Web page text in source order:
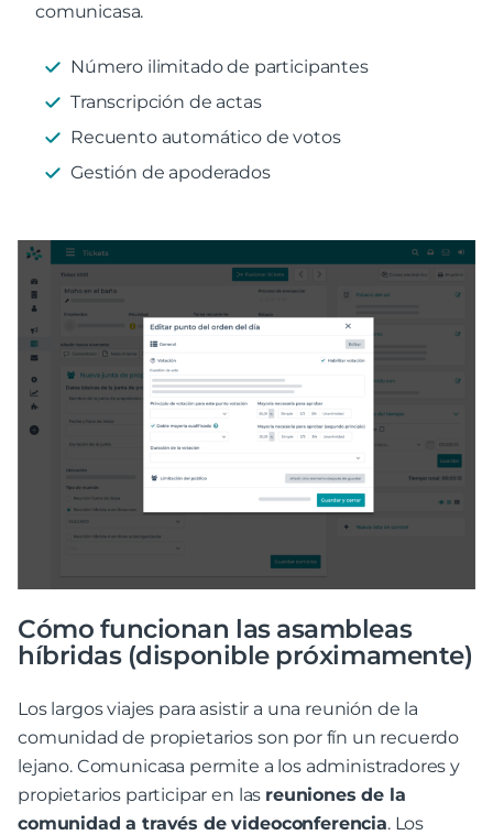
comunicasa.
Número ilimitado de participantes
Transcripción de actas
Recuento automático de votos
Gestión de apoderados
Cómo funcionan las asambleas
híbridas (disponible próximamente)
Los largos viajes para asistir a una reunión de la
comunidad de propietarios son por fín un recuerdo
lejano. Comunicasa permite a los administradores y
propietarios participar en las reuniones de la
comunidad a través de videoconferencia. Los